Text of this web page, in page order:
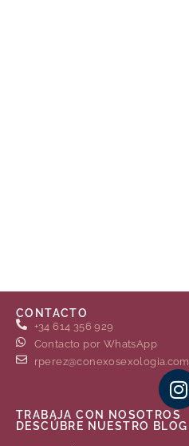
CONTACTO
+34 614 356 929
Contacto por WhatsApp
rperez@conexosexologia.com
TRABAJA CON NOSOTROS
DESCÚBRE NUESTRO BLOG